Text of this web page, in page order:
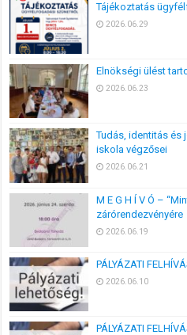
Tájékoztatás
2026.06.29
Elnökségi ülést
2026.06.23
Tudás, identitás és
iskola végzősei
2026.06.21
M E G H Í V Ó –
zárórendezvényére
2026.06.19
PÁLYÁZATI
2026.06.10
PÁLYÁZATI